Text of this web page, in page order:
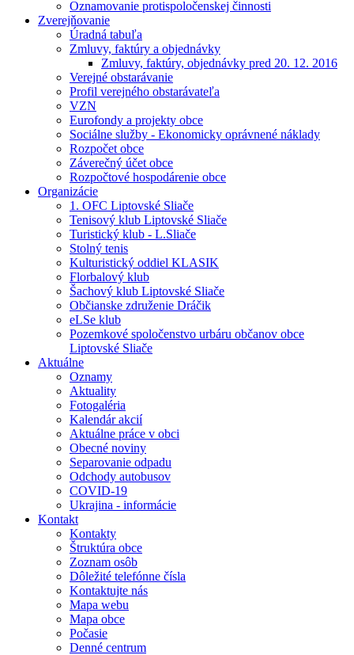
Oznamovanie protispoločenskej činnosti
Zverejňovanie
Úradná tabuľa
Zmluvy, faktúry a objednávky
Zmluvy, faktúry, objednávky pred 20. 12. 2016
Verejné obstarávanie
Profil verejného obstarávateľa
VZN
Eurofondy a projekty obce
Sociálne služby - Ekonomicky oprávnené náklady
Rozpočet obce
Záverečný účet obce
Rozpočtové hospodárenie obce
Organizácie
1. OFC Liptovské Sliače
Tenisový klub Liptovské Sliače
Turistický klub - L.Sliače
Stolný tenis
Kulturistický oddiel KLASIK
Florbalový klub
Šachový klub Liptovské Sliače
Občianske združenie Dráčik
eLSe klub
Pozemkové spoločenstvo urbáru občanov obce
Liptovské Sliače
Aktuálne
Oznamy
Aktuality
Fotogaléria
Kalendár akcií
Aktuálne práce v obci
Obecné noviny
Separovanie odpadu
Odchody autobusov
COVID-19
Ukrajina - informácie
Kontakt
Kontakty
Štruktúra obce
Zoznam osôb
Dôležité telefónne čísla
Kontaktujte nás
Mapa webu
Mapa obce
Počasie
Denné centrum